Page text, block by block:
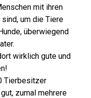
mit ihren
um die Tiere
überwiegend
wirklich gute und
Tierbesitzer
zumal mehrere